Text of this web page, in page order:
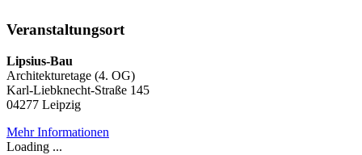
Veranstaltungsort
Lipsius-Bau
Architekturetage (4. OG)
Karl-Liebknecht-Straße 145
04277 Leipzig
Mehr Informationen
Loading ...